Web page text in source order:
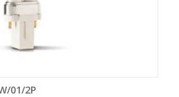
01/2P